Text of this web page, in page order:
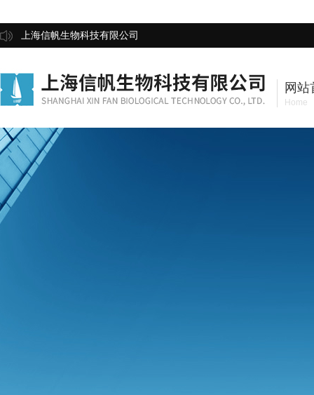
上海信帆生物科技有限公司
网站
Home